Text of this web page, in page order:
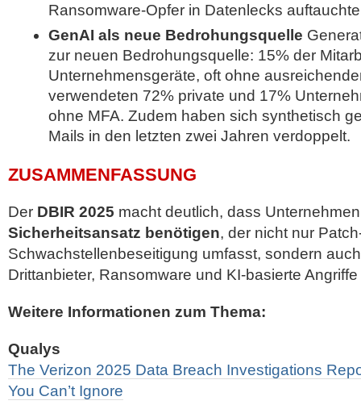
Ransomware-Opfer in Datenlecks
GenAI als neue Bedrohungsquelle
zur neuen Bedrohungsquelle: 15% der
Unternehmensgeräte, oft ohne
verwendeten 72% private und 17%
ohne MFA. Zudem haben sich synthetisch
Mails in den letzten zwei Jahren verdoppelt.
ZUSAMMENFASSUNG
Der DBIR 2025 macht deutlich, dass
Sicherheitsansatz benötigen, der nicht nur
Schwachstellenbeseitigung umfasst, sondern
Drittanbieter, Ransomware und KI-basierte
Weitere Informationen zum Thema:
Qualys
The Verizon 2025 Data Breach Investigations
You Can’t Ignore